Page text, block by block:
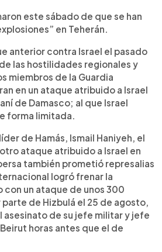
este sábado de que se han
en Teherán.
anterior contra Israel el pasado
las hostilidades regionales y
miembros de la Guardia
en un ataque atribuido a Israel
de Damasco; al que Israel
forma limitada.
de Hamás, Ismail Haniyeh, el
ataque atribuido a Israel en
también prometió represalias
logró frenar la
con un ataque de unos 300
de Hizbulá el 25 de agosto,
asesinato de su jefe militar y jefe
horas antes que el de